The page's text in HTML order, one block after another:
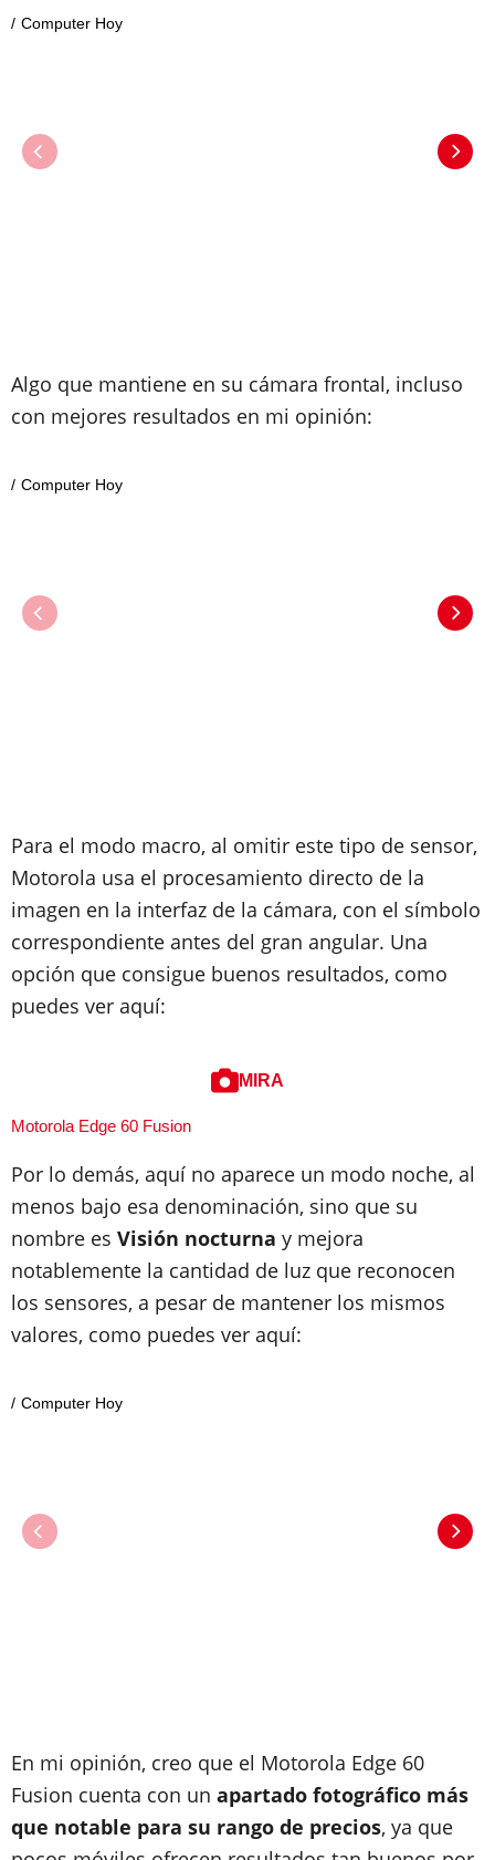
Computer Hoy
Algo que mantiene en su cámara frontal, incluso
con mejores resultados en mi opinión:
Computer Hoy
Para el modo macro, al omitir este tipo de sensor,
Motorola usa el procesamiento directo de la
imagen en la interfaz de la cámara, con el símbolo
correspondiente antes del gran angular. Una
opción que consigue buenos resultados, como
puedes ver aquí:
MIRA
Motorola Edge 60 Fusion
Por lo demás, aquí no aparece un modo noche, al
menos bajo esa denominación, sino que su
nombre es Visión nocturna y mejora
notablemente la cantidad de luz que reconocen
los sensores, a pesar de mantener los mismos
valores, como puedes ver aquí:
Computer Hoy
En mi opinión, creo que el Motorola Edge 60
Fusion cuenta con un apartado fotográfico más
que notable para su rango de precios, ya que